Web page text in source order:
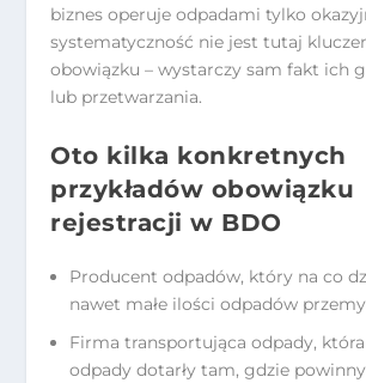
biznes operuje odpadami tylko
systematyczność nie jest tutaj
obowiązku – wystarczy sam fakt ich
lub przetwarzania.
Oto kilka konkretnych
przykładów obowiązku
rejestracji w BDO
Producent odpadów, który na co
nawet małe ilości odpadów
Firma transportująca odpady,
odpady dotarły tam, gdzie